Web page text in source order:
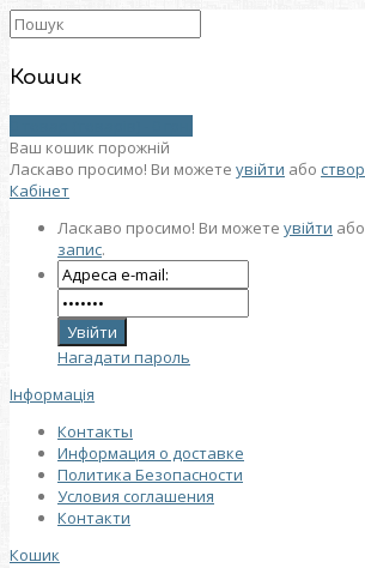
Кошик
Ваш кошик порожній
Ласкаво просимо! Ви можете увійти або
Кабінет
Ласкаво просимо! Ви можете увійти або
запис.
Нагадати пароль
Інформація
Контакты
Информация о доставке
Политика Безопасности
Условия соглашения
Контакти
Кошик